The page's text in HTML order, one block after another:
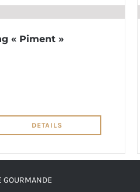
« Piment »
DETAILS
GOURMANDE